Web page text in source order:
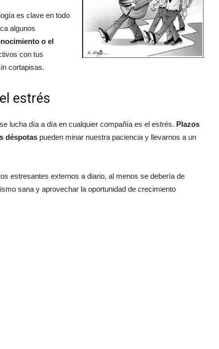
es clave en todo
algunos
o el
con tus
cortapisas.
estrés
lucha día a día en cualquier compañía es el estrés. Plazos
déspotas pueden minar nuestra paciencia y llevarnos a un
estresantes externos a diario, al menos se debería de
sana y aprovechar la oportunidad de crecimiento